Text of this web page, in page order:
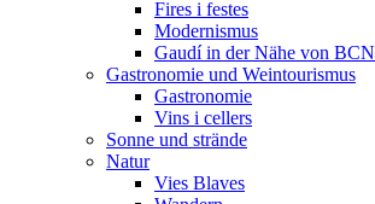
Fires i festes
Modernismus
Gaudí in der Nähe von BCN
Gastronomie und Weintourismus
Gastronomie
Vins i cellers
Sonne und strände
Natur
Vies Blaves